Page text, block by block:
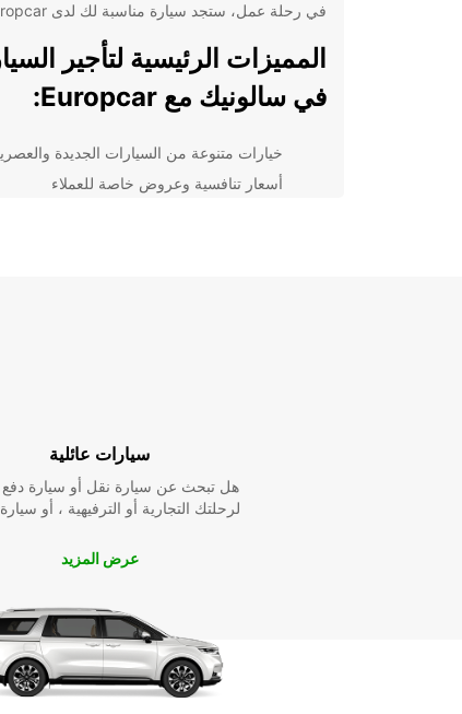
في رحلة عمل، ستجد سيارة مناسبة لك لدى Europcar.
المميزات الرئيسية لتأجير
في سالونيك مع Europcar:
خيارات متنوعة من السيارات الجديدة
أسعار تنافسية وعروض خاصة للعملاء
سيارات عائلية
هل تبحث عن سيارة نقل أو سيارة دفع
لرحلتك التجارية أو الترفيهية ، أو
عرض المزيد